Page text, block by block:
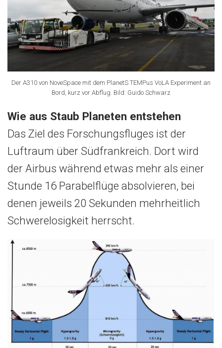
Der A310 von NoveSpace mit dem PlanetS TEMPus VoLA Experiment an
Bord, kurz vor Abflug. Bild: Guido Schwarz
Wie aus Staub Planeten entstehen
Das Ziel des Forschungsfluges ist der
Luftraum über Südfrankreich. Dort wird
der Airbus während etwas mehr als einer
Stunde 16 Parabelflüge absolvieren, bei
denen jeweils 20 Sekunden mehrheitlich
Schwerelosigkeit herrscht.